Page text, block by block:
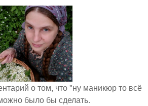
о том, что "ну маникюр то всё
было бы сделать.